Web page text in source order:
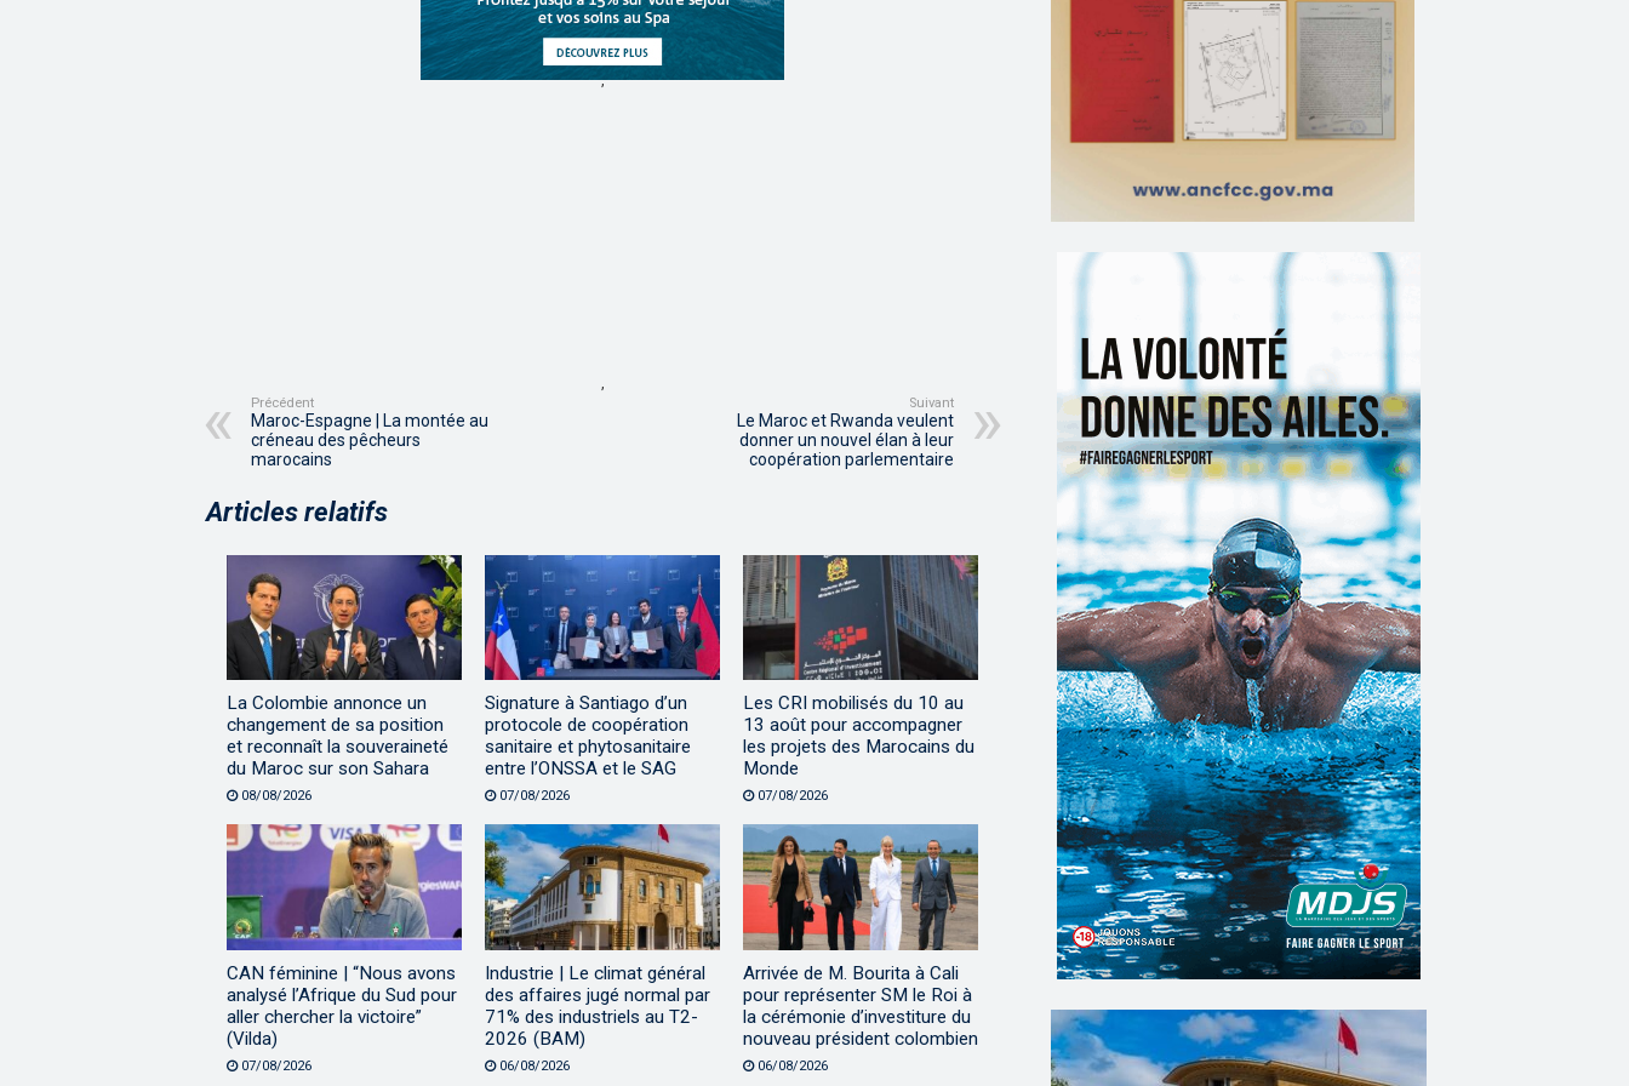
,
Précédent
Maroc-Espagne | La montée au
créneau des pêcheurs
marocains
Suivant
Le Maroc et Rwanda veulent
donner un nouvel élan à leur
coopération parlementaire
Articles relatifs
La Colombie annonce un
changement de sa position
et reconnaît la souveraineté
du Maroc sur son Sahara
08/08/2026
Signature à Santiago d’un
protocole de coopération
sanitaire et phytosanitaire
entre l’ONSSA et le SAG
07/08/2026
Les CRI mobilisés du 10 au
13 août pour accompagner
les projets des Marocains du
Monde
07/08/2026
CAN féminine | “Nous avons
analysé l’Afrique du Sud pour
aller chercher la victoire”
(Vilda)
07/08/2026
Industrie | Le climat général
des affaires jugé normal par
71% des industriels au T2-
2026 (BAM)
06/08/2026
Arrivée de M. Bourita à Cali
pour représenter SM le Roi à
la cérémonie d’investiture du
nouveau président colombien
06/08/2026